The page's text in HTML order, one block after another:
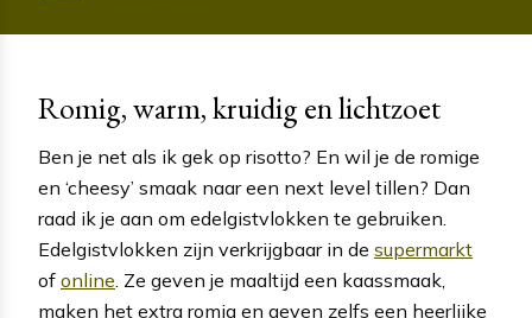
Romig, warm, kruidig en lichtzoet
Ben je net als ik gek op risotto? En wil je de romige
en ‘cheesy’ smaak naar een next level tillen? Dan
raad ik je aan om edelgistvlokken te gebruiken.
Edelgistvlokken zijn verkrijgbaar in de supermarkt
of online . Ze geven je maaltijd een kaassmaak,
maken het extra romig en geven zelfs een heerlijke